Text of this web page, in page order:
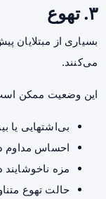
۳. تهوع
بسیاری از مبتلایان
می‌کنند.
این وضعیت ممکن
بی‌اشتهایی یا
احساس مداوم
مزه ناخوشایند
حالت تهوع